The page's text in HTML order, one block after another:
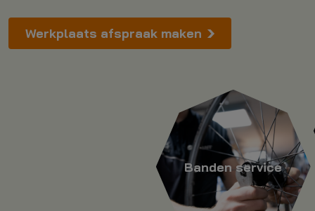
Werkplaats afspraak maken
Banden service